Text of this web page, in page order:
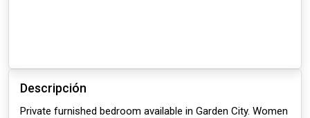
Descripción
Private furnished bedroom available in Garden City. Women